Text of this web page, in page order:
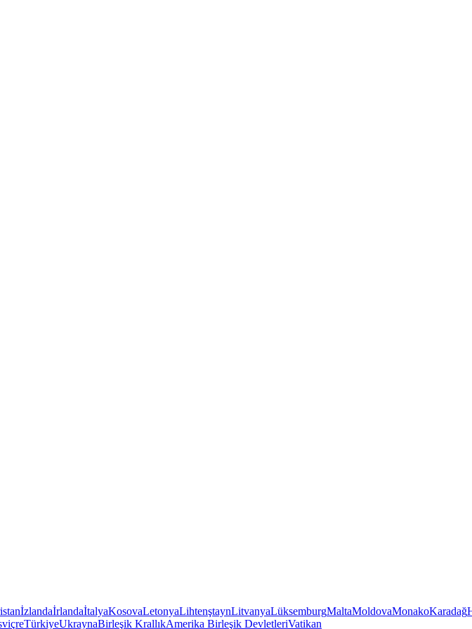
İzlandaİrlandaİtalyaKosovaLetonyaLihtenştaynLitvanyaLüksemburgMaltaMoldovaMonakoKaradağ
TürkiyeUkraynaBirleşik KrallıkAmerika Birleşik DevletleriVatikan